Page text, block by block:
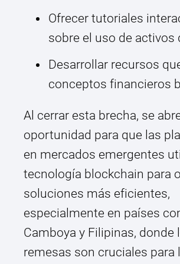
Ofrecer tutoriales
sobre el uso de activos
Desarrollar recursos
conceptos financieros
Al cerrar esta brecha, se
oportunidad para que las
en mercados emergentes
tecnología blockchain para
soluciones más eficientes,
especialmente en países
Camboya y Filipinas, donde
remesas son cruciales para